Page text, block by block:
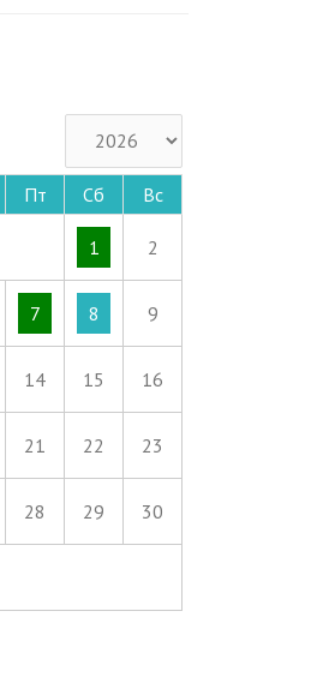
Пт Сб Вс
1 2
7 8 9
14 15 16
21 22 23
28 29 30